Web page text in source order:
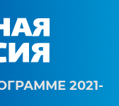
2021-